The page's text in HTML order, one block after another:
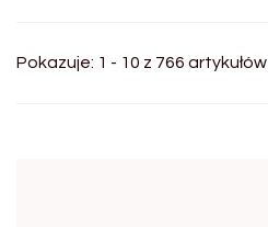
Pokazuje: 1 - 10 z 766 artykułów